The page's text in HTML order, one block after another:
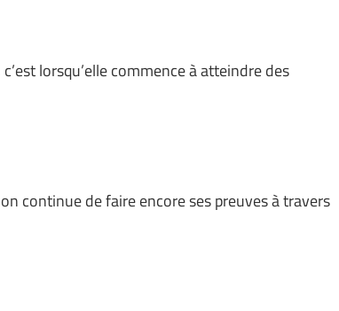
lorsqu’elle commence à atteindre des
continue de faire encore ses preuves à travers